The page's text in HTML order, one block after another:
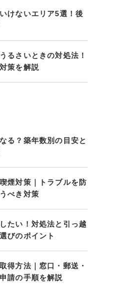
けないエリア5選！後
るさいときの対処法！
策を解説
る？築年数別の目安と
煙対策｜トラブルを防
べき対策
たい！対処法と引っ越
びのポイント
得方法｜窓口・郵送・
請の手順を解説